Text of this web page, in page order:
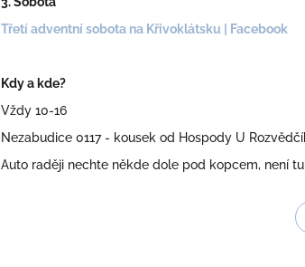
Třetí adventní sobota na Křivoklátsku | Facebook
Kdy a kde?
Vždy 10-16
Nezabudice 0117 - kousek od Hospody U
Auto raději nechte někde dole pod kopcem, není